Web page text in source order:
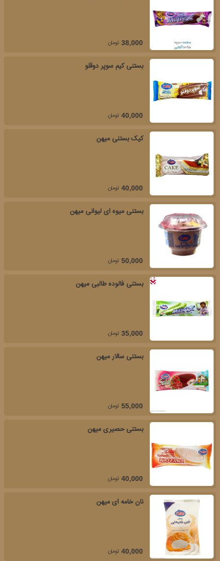
38,000 تومان
بستنی کیم سوپر دوقلو
40,000 تومان
کیک بستنی میهن
40,000 تومان
بستنی میوه ای لیوانی میهن
50,000 تومان
بستنی فالوده طالبی میهن
35,000 تومان
بستنی سالار میهن
55,000 تومان
بستنی حصیری میهن
40,000 تومان
نان خامه ای میهن
40,000 تومان